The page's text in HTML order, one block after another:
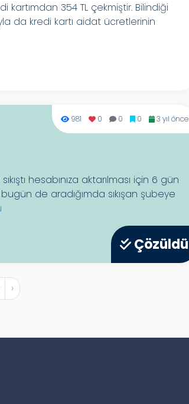
kartımdan 354 TL çekmiştir. Bilindiği
da kredi kartı aidat ücretlerinin
981 0 0 0 3 yıl önce
hesabınıza aktarılması için 6 gün
de aradığımda sıkışan şubeye
Çözüldü
›